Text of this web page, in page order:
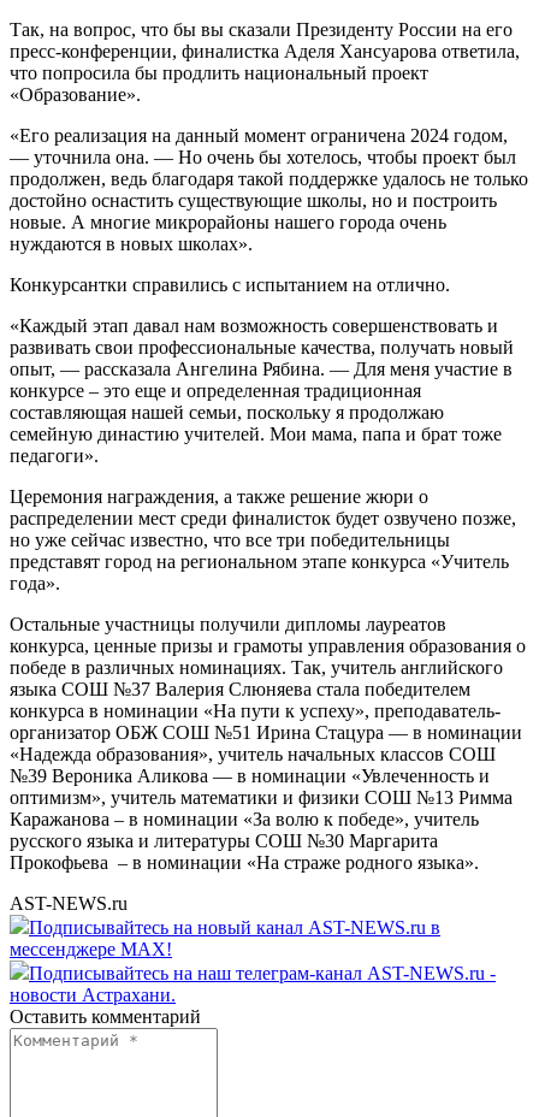
Так, на вопрос, что бы вы сказали Президенту России на его
пресс-конференции, финалистка Аделя Хансуарова ответила,
что попросила бы продлить национальный проект
«Образование».
«Его реализация на данный момент ограничена 2024 годом,
— уточнила она. — Но очень бы хотелось, чтобы проект был
продолжен, ведь благодаря такой поддержке удалось не только
достойно оснастить существующие школы, но и построить
новые. А многие микрорайоны нашего города очень
нуждаются в новых школах».
Конкурсантки справились с испытанием на отлично.
«Каждый этап давал нам возможность совершенствовать и
развивать свои профессиональные качества, получать новый
опыт, — рассказала Ангелина Рябина. — Для меня участие в
конкурсе – это еще и определенная традиционная
составляющая нашей семьи, поскольку я продолжаю
семейную династию учителей. Мои мама, папа и брат тоже
педагоги».
Церемония награждения, а также решение жюри о
распределении мест среди финалисток будет озвучено позже,
но уже сейчас известно, что все три победительницы
представят город на региональном этапе конкурса «Учитель
года».
Остальные участницы получили дипломы лауреатов
конкурса, ценные призы и грамоты управления образования о
победе в различных номинациях. Так, учитель английского
языка СОШ №37 Валерия Слюняева стала победителем
конкурса в номинации «На пути к успеху», преподаватель-
организатор ОБЖ СОШ №51 Ирина Стацура — в номинации
«Надежда образования», учитель начальных классов СОШ
№39 Вероника Аликова — в номинации «Увлеченность и
оптимизм», учитель математики и физики СОШ №13 Римма
Каражанова – в номинации «За волю к победе», учитель
русского языка и литературы СОШ №30 Маргарита
Прокофьева – в номинации «На страже родного языка».
AST-NEWS.ru
Подписывайтесь на новый канал AST-NEWS.ru в
мессенджере MAX!
Подписывайтесь на наш телеграм-канал AST-NEWS.ru -
новости Астрахани.
Оставить комментарий